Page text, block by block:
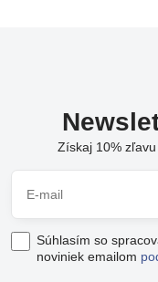
Získaj 10%
Súhlasím so
noviniek emailom